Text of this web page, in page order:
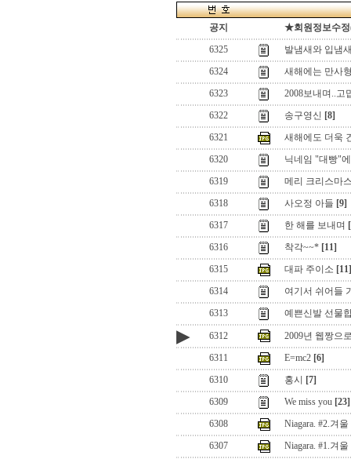
공지
★회원정보수
6325
발냄새와 입냄
6324
새해에는 만사
6323
2008보내며..고
6322
송구영신 [8]
6321
새해에도 더욱
6320
닉네임 "대빵"
6319
메리 크리스마
6318
사오정 아들 [9]
6317
한 해를 보내며
6316
착각~~* [11]
6315
대파 주이소 [11]
6314
여기서 쉬어들
6313
예쁜신발 선물
▶ 6312
2009년 웹짱으
6311
E=mc2 [6]
6310
홍시
[7]
6309
We miss you [23]
6308
Niagara. #2.겨
6307
Niagara. #1.겨